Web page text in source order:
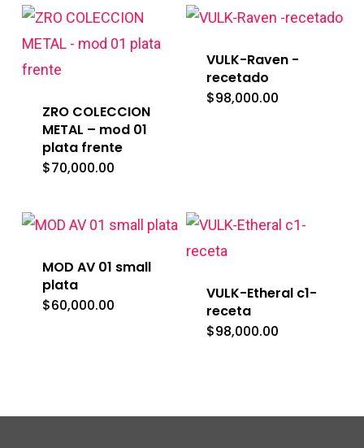
ZRO COLECCION
METAL – mod 01
plata frente
$70,000.00
VULK-Raven -
recetado
$98,000.00
MOD AV 01 small
plata
$60,000.00
VULK-Etheral c1-
receta
$98,000.00